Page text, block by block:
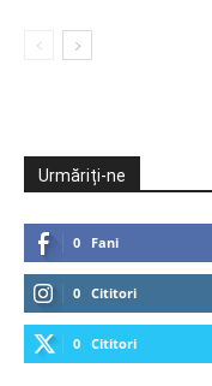
Urmăriți-ne
0 Fani
0 Cititori
0 Cititori